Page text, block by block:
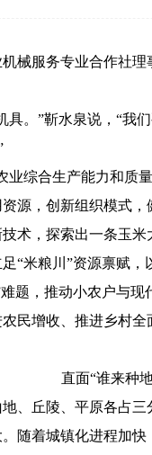
械服务专业合作社
。”靳水泉说，“我
业综合生产能力和质
源，创新组织模式
术，探索出一条玉
“米粮川”资源禀赋
题，推动小农户与
民增收、推进乡村
直面“谁来种
、丘陵、平原各占
随着城镇化进程加